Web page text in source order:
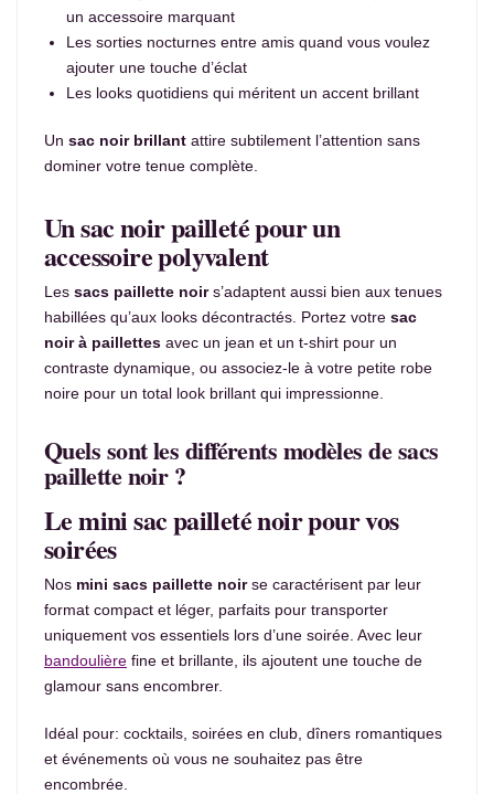
un accessoire marquant
Les sorties nocturnes entre amis quand vous voulez
ajouter une touche d’éclat
Les looks quotidiens qui méritent un accent brillant
Un sac noir brillant attire subtilement l’attention sans
dominer votre tenue complète.
Un sac noir pailleté pour un
accessoire polyvalent
Les sacs paillette noirs’adaptent aussi bien aux tenues
habillées qu’aux looks décontractés. Portez votre sac
noir à paillettes avec un jean et un t-shirt pour un
contraste dynamique, ou associez-le à votre petite robe
noire pour un total look brillant qui impressionne.
Quels sont les différents modèles de sacs
paillette noir ?
Le mini sac pailleté noir pour vos
soirées
Nos mini sacs paillette noirse caractérisent par leur
format compact et léger, parfaits pour transporter
uniquement vos essentiels lors d’une soirée. Avec leur
bandoulière fine et brillante, ils ajoutent une touche de
glamour sans encombrer.
Idéal pour: cocktails, soirées en club, dîners romantiques
et événements où vous ne souhaitez pas être
encombrée.